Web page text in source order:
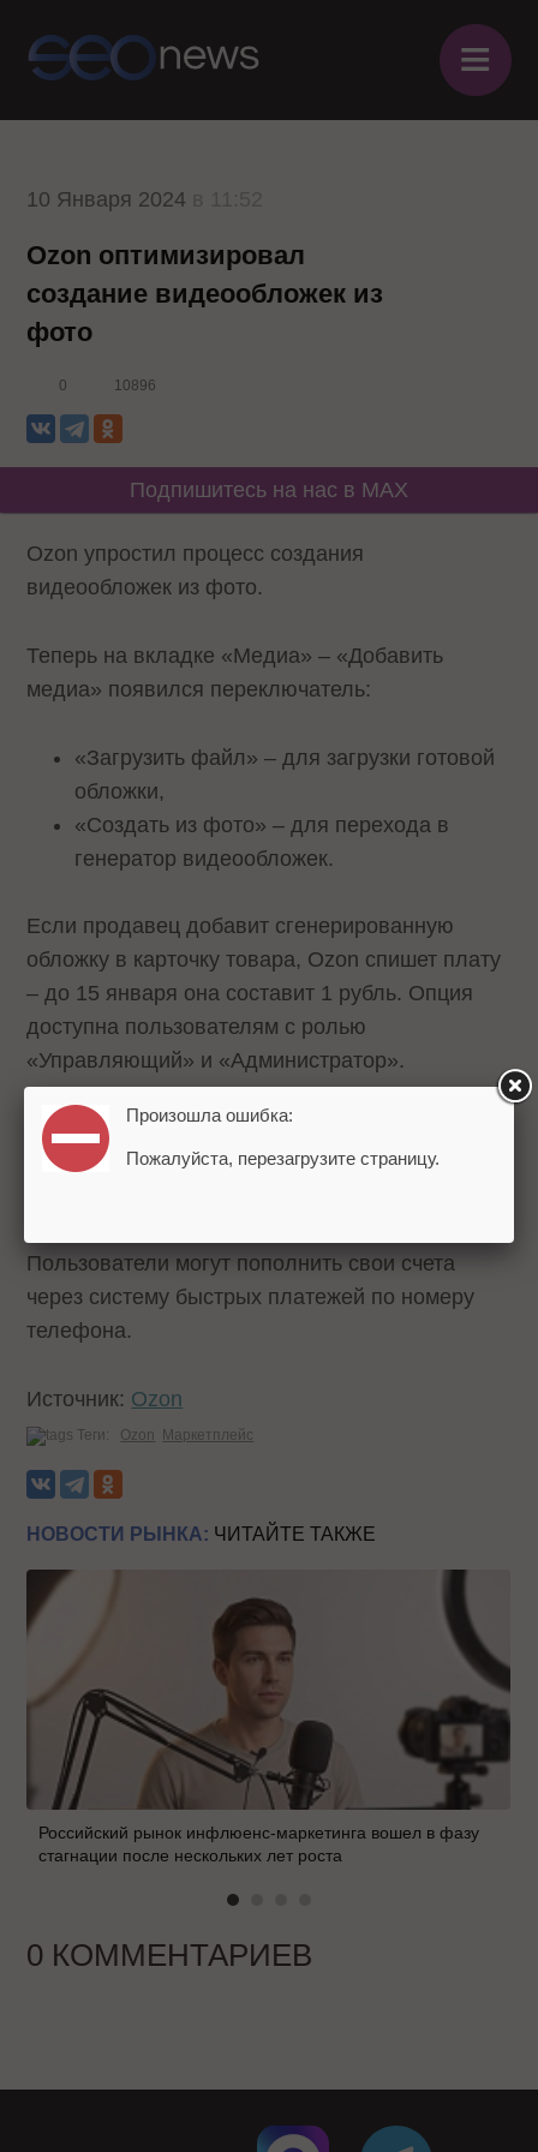
≡
10 Января 2024
Ozon оптимизировал
создание видеообложек из
фото
0 10896
Подпишитесь на нас в MAX
Ozon упростил процесс создания
видеообложек из фото.
Теперь на вкладке «Медиа» – «Добавить
медиа» появился переключатель:
«Загрузить файл» – для загрузки готовой
обложки,
«Создать из фото» – для перехода в
генератор видеообложек.
Если продавец добавит сгенерированную
обложку в карточку товара, Ozon спишет плату
– до 15 января она составит 1 рубль. Опция
доступна пользователям с ролью
«Управляющий» и «Администратор».
Напомним, Wildberriesзапустила
для оплаты товаров «WB Кошелек»,
Пользователи могут пополнить свои счета
через систему быстрых платежей по номеру
телефона.
Источник: Ozon
Теги: Ozon Маркетплейс
НОВОСТИ РЫНКА: ЧИТАЙТЕ ТАКЖЕ
Российский рынок инфлюенс-маркетинга вошел в фазу
стагнации после нескольких лет роста
0 КОММЕНТАРИЕВ
Произошла ошибка:
Пожалуйста, перезагрузите страницу.